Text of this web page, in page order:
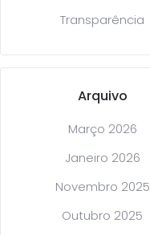
Transparência
Arquivo
Março 2026
Janeiro 2026
Novembro 2025
Outubro 2025